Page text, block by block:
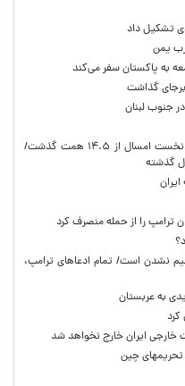
تشکیل داد
یمن
به پاکستان سفر می‌کند
حق بیمه تولیدی بیمه ملت در چهار ماه نخست امسال از ۱۴.۵ همت گذشت/
ترامپ را از حمله منصرف کرد
نشدن است/ تمام ادعاهای ترامپ،
به عربستان
کرد
خارجی ایران خارج نخواهد شد